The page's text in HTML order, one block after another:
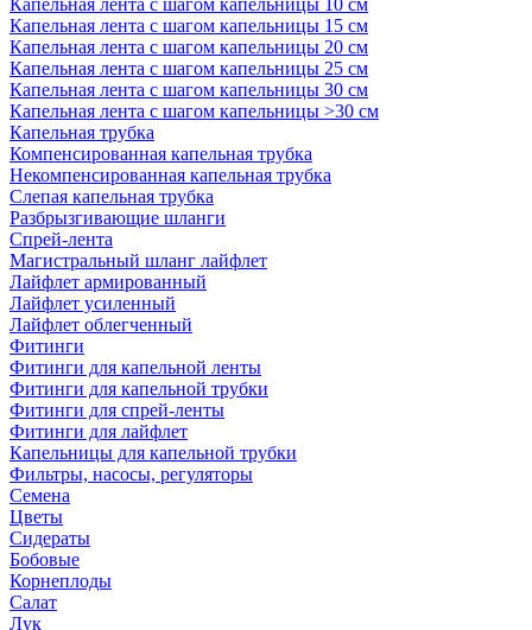
Капельная лента с шагом капельницы 10 см
Капельная лента с шагом капельницы 15 см
Капельная лента с шагом капельницы 20 см
Капельная лента с шагом капельницы 25 см
Капельная лента с шагом капельницы 30 см
Капельная лента с шагом капельницы >30 см
Капельная трубка
Компенсированная капельная трубка
Некомпенсированная капельная трубка
Слепая капельная трубка
Разбрызгивающие шланги
Спрей-лента
Магистральный шланг лайфлет
Лайфлет армированный
Лайфлет усиленный
Лайфлет облегченный
Фитинги
Фитинги для капельной ленты
Фитинги для капельной трубки
Фитинги для спрей-ленты
Фитинги для лайфлет
Капельницы для капельной трубки
Фильтры, насосы, регуляторы
Семена
Цветы
Сидераты
Бобовые
Корнеплоды
Салат
Лук